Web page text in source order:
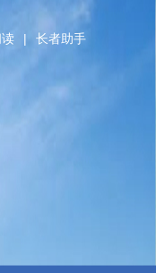
| 长者助手